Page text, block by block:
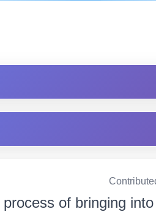
of bringing into